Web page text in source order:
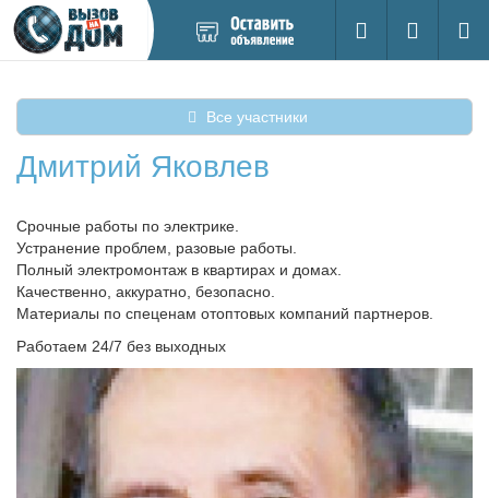
новое
Поиск
Вход на
Все участники
Дмитрий Яковлев
Срочные работы по электрике.
Устранение проблем, разовые работы.
Полный электромонтаж в квартирах и домах.
Качественно, аккуратно, безопасно.
Материалы по спеценам отоптовых компаний партнеров.
Работаем 24/7 без выходных